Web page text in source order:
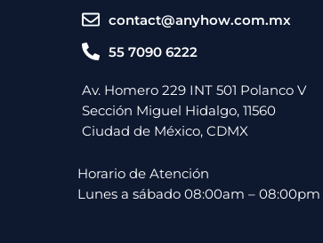
contact@anyhow.com.mx
55 7090 6222
Av. Homero 229 INT 501 Polanco V
Sección Miguel Hidalgo, 11560
Ciudad de México, CDMX
Horario de Atención
Lunes a sábado 08:00am – 08:00pm
Métodos
Contacto